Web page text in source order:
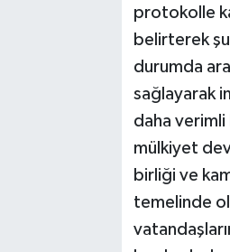
protokolle
belirterek
durumda
sağlayarak
daha verimli
mülkiyet
birliği ve
temelinde